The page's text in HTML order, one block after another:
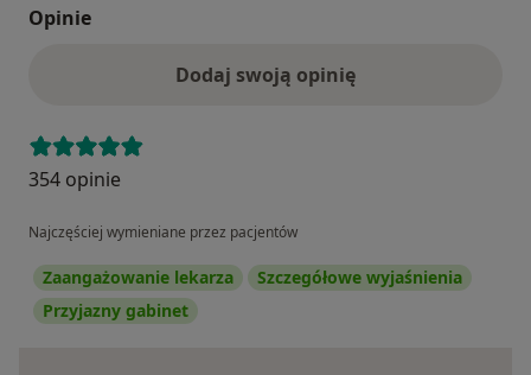
Opinie
Dodaj swoją opinię
354 opinie
Najczęściej wymieniane przez pacjentów
Zaangażowanie lekarza
Szczegółowe wyjaśnienia
Przyjazny gabinet